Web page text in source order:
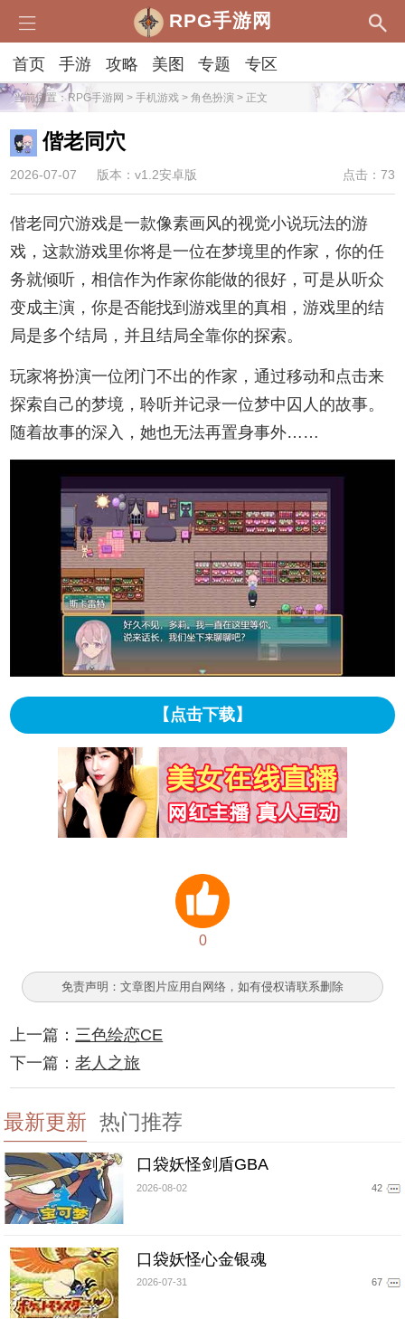
RPG手游网
首页 手游 攻略 美图 专题 专区
当前位置：RPG手游网 > 手机游戏 > 角色扮演 > 正文
偕老同穴
2026-07-07 版本：v1.2安卓版 点击：73
偕老同穴游戏是一款像素画风的视觉小说玩法的游
戏，这款游戏里你将是一位在梦境里的作家，你的任
务就倾听，相信作为作家你能做的很好，可是从听众
变成主演，你是否能找到游戏里的真相，游戏里的结
局是多个结局，并且结局全靠你的探索。
玩家将扮演一位闭门不出的作家，通过移动和点击来
探索自己的梦境，聆听并记录一位梦中囚人的故事。
随着故事的深入，她也无法再置身事外……
【点击下载】
0
免责声明：文章图片应用自网络，如有侵权请联系删除
上一篇：三色绘恋CE
下一篇：老人之旅
最新更新 热门推荐
口袋妖怪剑盾GBA
2026-08-02 42
口袋妖怪心金银魂
2026-07-31 67